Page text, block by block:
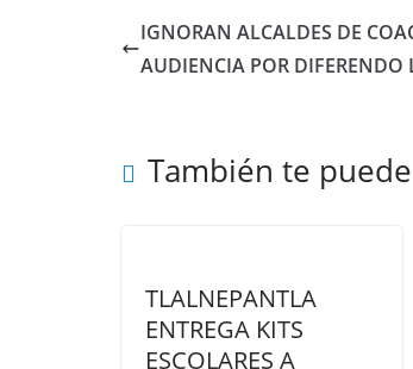
IGNORAN ALCALDES DE
AUDIENCIA POR DIFERENDO
También te
TLALNEPANTLA
ENTREGA KITS
ESCOLARES A